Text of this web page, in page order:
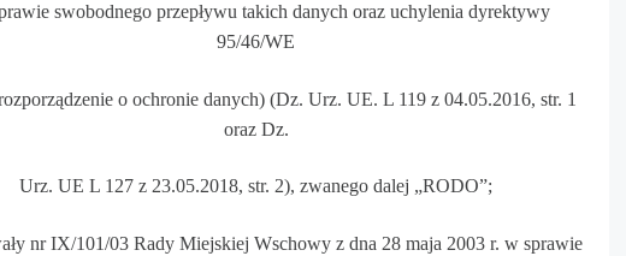
swobodnego przepływu takich danych oraz uchylenia dyrektywy
95/46/WE
o ochronie danych) (Dz. Urz. UE. L 119 z 04.05.2016, str. 1
oraz Dz.
Urz. UE L 127 z 23.05.2018, str. 2), zwanego dalej „RODO”;
nrIX/101/03 Rady Miejskiej Wschowy z dna 28 maja 2003 r. w sprawie